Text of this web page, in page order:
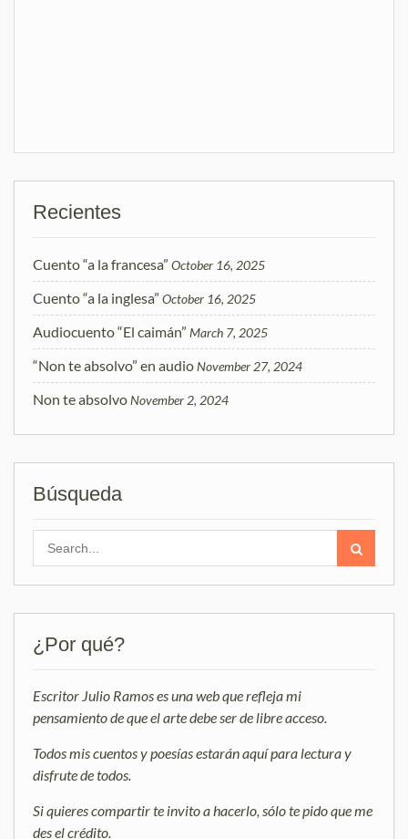
Recientes
Cuento “a la francesa” October 16, 2025
Cuento “a la inglesa” October 16, 2025
Audiocuento “El caimán” March 7, 2025
“Non te absolvo” en audioNovember 27, 2024
Non te absolvoNovember 2, 2024
Búsqueda
¿Por qué?
Escritor Julio Ramos es una web que refleja mi
pensamiento de que el arte debe ser de libre acceso.
Todos mis cuentos y poesías estarán aquí para lectura y
disfrute de todos.
Si quieres compartir te invito a hacerlo, sólo te pido que me
des el crédito.